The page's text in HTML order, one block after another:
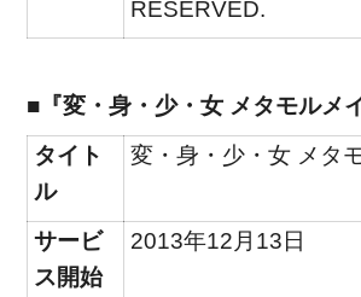
RESERVED.
■『変・身・少・女 メタモルメ
タイト
ル
変・身・少・女 メタ
サービ
ス開始
2013年12月13日